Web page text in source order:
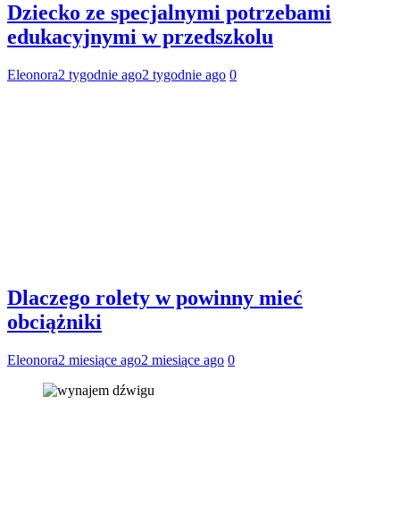
Dziecko ze specjalnymi potrzebami
edukacyjnymi w przedszkolu
Eleonora2 tygodnie ago2 tygodnie ago 0
Dlaczego rolety w powinny mieć
obciążniki
Eleonora2 miesiące ago2 miesiące ago 0